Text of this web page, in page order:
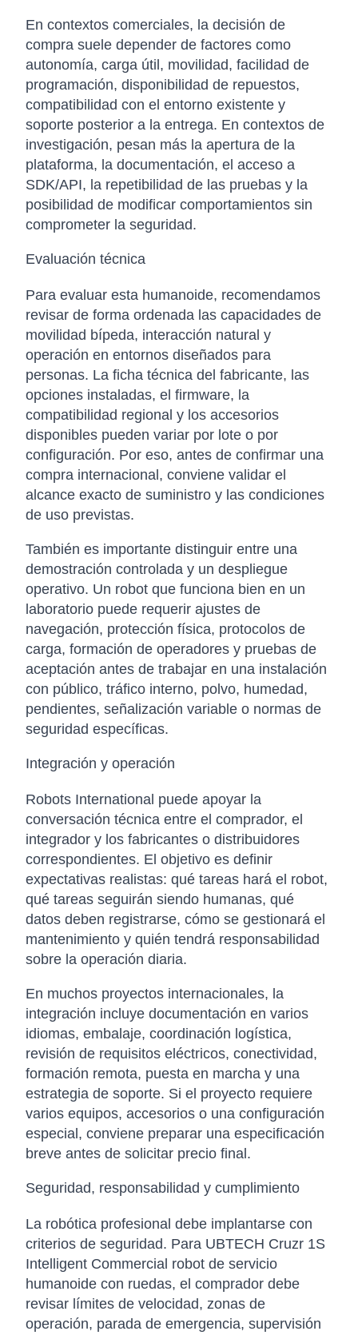
En contextos comerciales, la decisión de
compra suele depender de factores como
autonomía, carga útil, movilidad, facilidad de
programación, disponibilidad de repuestos,
compatibilidad con el entorno existente y
soporte posterior a la entrega. En contextos de
investigación, pesan más la apertura de la
plataforma, la documentación, el acceso a
SDK/API, la repetibilidad de las pruebas y la
posibilidad de modificar comportamientos sin
comprometer la seguridad.
Evaluación técnica
Para evaluar esta humanoide, recomendamos
revisar de forma ordenada las capacidades de
movilidad bípeda, interacción natural y
operación en entornos diseñados para
personas. La ficha técnica del fabricante, las
opciones instaladas, el firmware, la
compatibilidad regional y los accesorios
disponibles pueden variar por lote o por
configuración. Por eso, antes de confirmar una
compra internacional, conviene validar el
alcance exacto de suministro y las condiciones
de uso previstas.
También es importante distinguir entre una
demostración controlada y un despliegue
operativo. Un robot que funciona bien en un
laboratorio puede requerir ajustes de
navegación, protección física, protocolos de
carga, formación de operadores y pruebas de
aceptación antes de trabajar en una instalación
con público, tráfico interno, polvo, humedad,
pendientes, señalización variable o normas de
seguridad específicas.
Integración y operación
Robots International puede apoyar la
conversación técnica entre el comprador, el
integrador y los fabricantes o distribuidores
correspondientes. El objetivo es definir
expectativas realistas: qué tareas hará el robot,
qué tareas seguirán siendo humanas, qué
datos deben registrarse, cómo se gestionará el
mantenimiento y quién tendrá responsabilidad
sobre la operación diaria.
En muchos proyectos internacionales, la
integración incluye documentación en varios
idiomas, embalaje, coordinación logística,
revisión de requisitos eléctricos, conectividad,
formación remota, puesta en marcha y una
estrategia de soporte. Si el proyecto requiere
varios equipos, accesorios o una configuración
especial, conviene preparar una especificación
breve antes de solicitar precio final.
Seguridad, responsabilidad y cumplimiento
La robótica profesional debe implantarse con
criterios de seguridad. Para UBTECH Cruzr 1S
Intelligent Commercial robot de servicio
humanoide con ruedas, el comprador debe
revisar límites de velocidad, zonas de
operación, parada de emergencia, supervisión